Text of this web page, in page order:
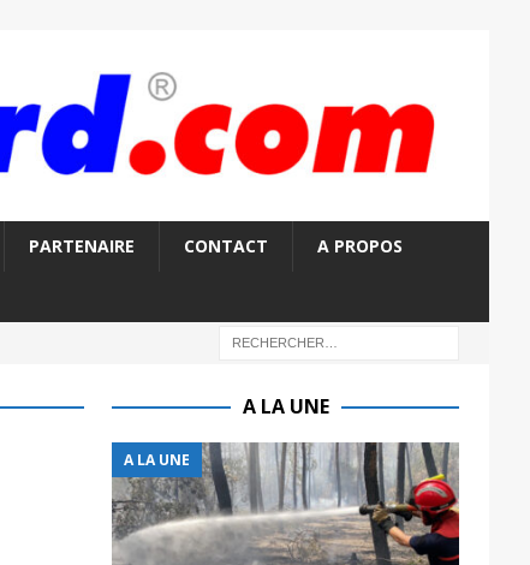
PARTENAIRE CONTACT A PROPOS
A LA UNE
A LA UNE